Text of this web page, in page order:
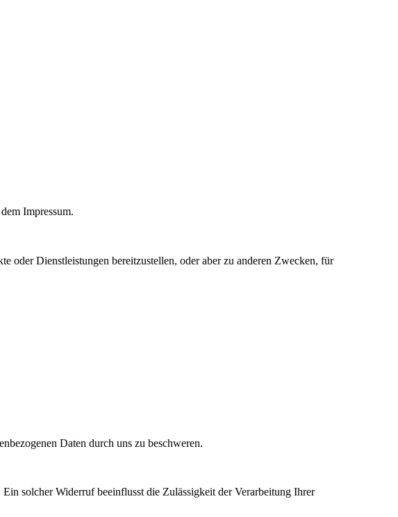
Impressum.
oder Dienstleistungen bereitzustellen, oder aber zu anderen Zwecken, für
Daten durch uns zu beschweren.
solcher Widerruf beeinflusst die Zulässigkeit der Verarbeitung Ihrer